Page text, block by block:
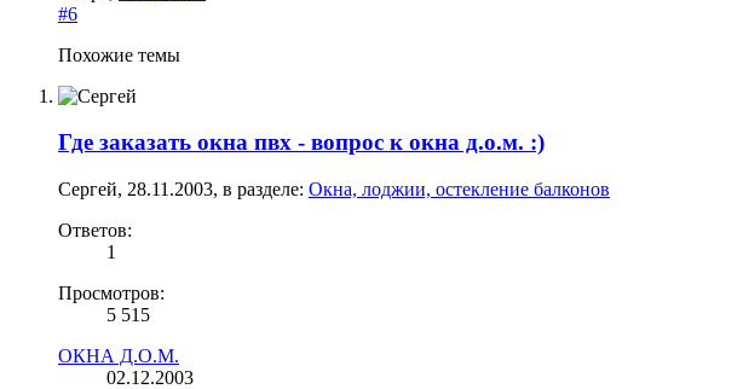
#6
Похожие темы
Где заказать окна пвх - вопрос к окна д.о.м. :)
Сергей, 28.11.2003, в разделе: Окна, лоджии, остекление балконов
Ответов:
1
Просмотров:
5 515
ОКНА Д.О.М.
02.12.2003